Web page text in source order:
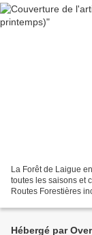
La Forêt de Laigue
toutes les saisons et
Routes Forestières
Hébergé par